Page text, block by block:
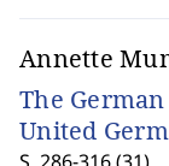
Annette
The
United